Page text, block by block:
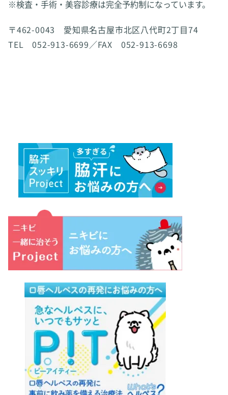
※検査・手術・美容診療は完全予約制になっています。
〒462-0043 愛知県名古屋市北区八代町2丁目74
TEL 052-913-6699／FAX 052-913-6698